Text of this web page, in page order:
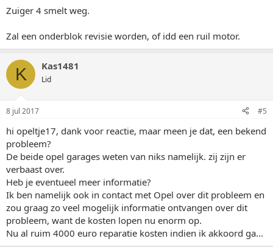
Zuiger 4 smelt weg.
Zal een onderblok revisie worden, of idd een ruil motor.
K Kas1481
Lid
8 jul 2017 #5
hi opeltje17, dank voor reactie, maar meen je dat, een bekend
probleem?
De beide opel garages weten van niks namelijk. zij zijn er
verbaast over.
Heb je eventueel meer informatie?
Ik ben namelijk ook in contact met Opel over dit probleem en
zou graag zo veel mogelijk informatie ontvangen over dit
probleem, want de kosten lopen nu enorm op.
Nu al ruim 4000 euro reparatie kosten indien ik akkoord ga...